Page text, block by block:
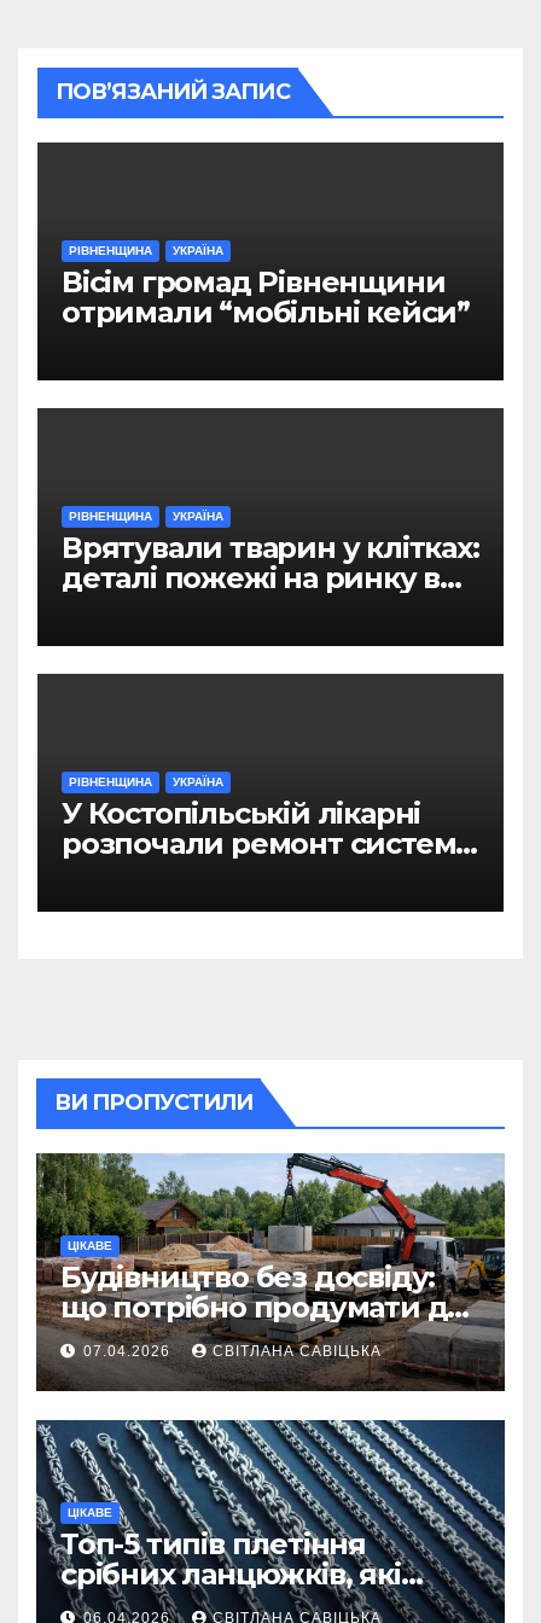
ПОВ’ЯЗАНИЙ ЗАПИС
РІВНЕНЩИНА УКРАЇНА
Вісім громад Рівненщини
отримали “мобільні кейси”
РІВНЕНЩИНА УКРАЇНА
Врятували тварин у клітках:
деталі пожежі на ринку в
РІВНЕНЩИНА УКРАЇНА
У Костопільській лікарні
розпочали ремонт системи
ВИ ПРОПУСТИЛИ
ЦІКАВЕ
Будівництво без досвіду:
що потрібно продумати до
першої доставки на
ділянку
07.04.2026 СВІТЛАНА САВІЦЬКА
ЦІКАВЕ
Топ-5 типів плетіння
срібних ланцюжків, які
вважаються
06.04.2026 СВІТЛАНА САВІЦЬКА